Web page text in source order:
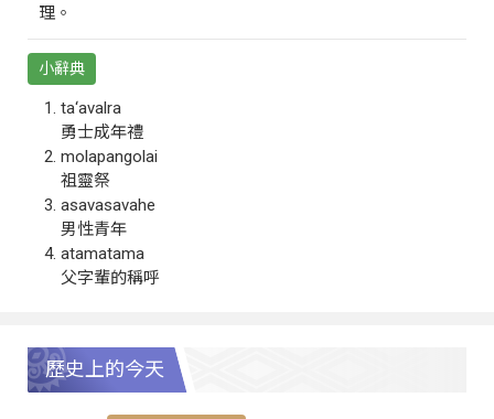
理。
小辭典
ta‘avalra
勇士成年禮
molapangolai
祖靈祭
asavasavahe
男性青年
atamatama
父字輩的稱呼
歷史上的今天